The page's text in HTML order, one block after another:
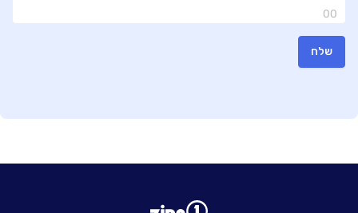
00
שלח